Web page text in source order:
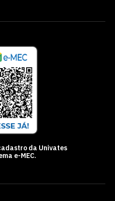
da Univates
e-MEC.